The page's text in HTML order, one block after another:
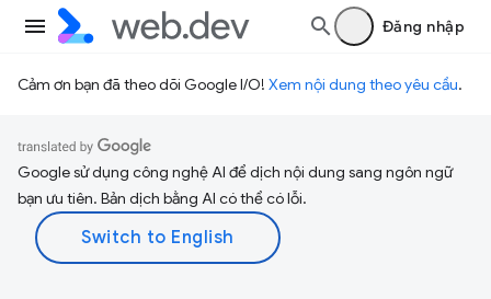
Đăng nhập
Cảm ơn bạn đã theo dõi Google I/O! Xem nội dung theo yêu cầu.
Google sử dụng công nghệ AI để dịch nội dung sang ngôn ngữ
bạn ưu tiên. Bản dịch bằng AI có thể có lỗi.